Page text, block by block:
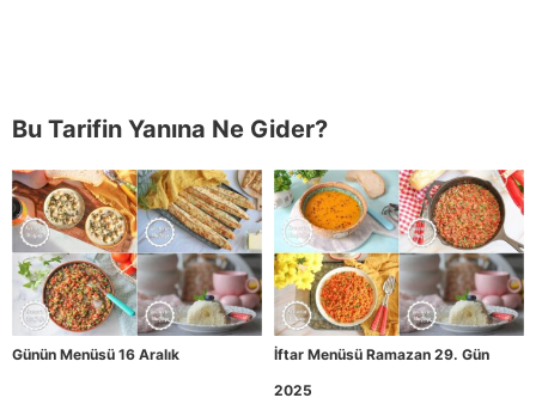
Bu Tarifin Yanına Ne Gider?
Günün Menüsü 16 Aralık
İftar Menüsü Ramazan 29. Gün
2025